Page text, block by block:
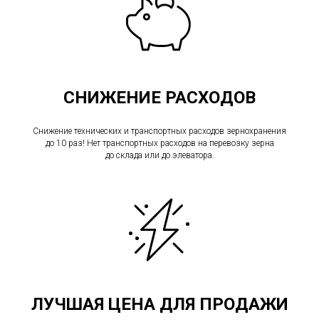
СНИЖЕНИЕ РАСХОДОВ
Снижение технических и транспортных расходов зернохранения
до 10 раз! Нет транспортных расходов на перевозку зерна
до склада или до элеватора.
ЛУЧШАЯ ЦЕНА ДЛЯ ПРОДАЖИ